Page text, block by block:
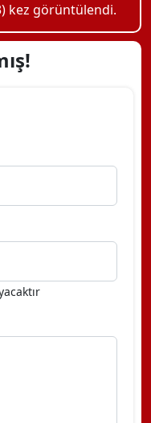
kez görüntülendi.